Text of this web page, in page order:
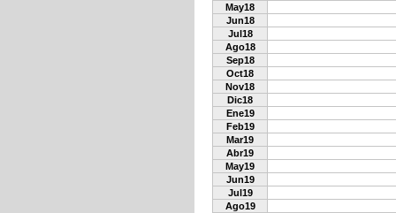
May18
Jun18
Jul18
Ago18
Sep18
Oct18
Nov18
Dic18
Ene19
Feb19
Mar19
Abr19
May19
Jun19
Jul19
Ago19